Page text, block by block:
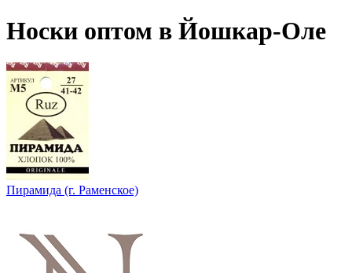
Носки оптом в Йошкар-Оле
Пирамида (г. Раменское)